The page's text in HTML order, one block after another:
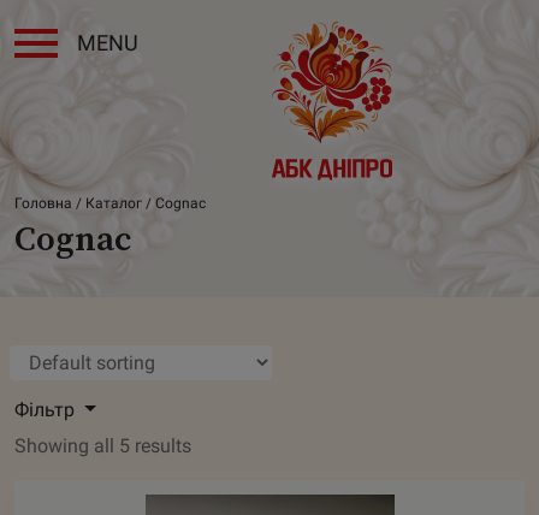
MENU
Головна / Каталог / Cognac
Cognac
Фільтр
Showing all 5 results